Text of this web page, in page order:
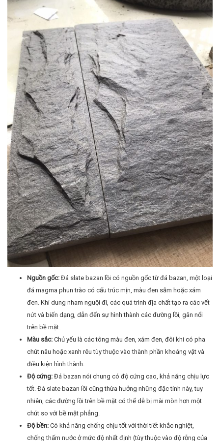
Nguồn gốc: Đá slate bazan lồi có nguồn gốc từ đá bazan, một loại
đá magma phun trào có cấu trúc mịn, màu đen sẫm hoặc xám
đen. Khi dung nham nguội đi, các quá trình địa chất tạo ra các vết
nứt và biến dạng, dẫn đến sự hình thành các đường lồi, gân nổi
trên bề mặt.
Màu sắc: Chủ yếu là các tông màu đen, xám đen, đôi khi có pha
chút nâu hoặc xanh rêu tùy thuộc vào thành phần khoáng vật và
điều kiện hình thành.
Độ cứng: Đá bazan nói chung có độ cứng cao, khả năng chịu lực
tốt. Đá slate bazan lồi cũng thừa hưởng những đặc tính này, tuy
nhiên, các đường lồi trên bề mặt có thể dễ bị mài mòn hơn một
chút so với bề mặt phẳng.
Độ bền: Có khả năng chống chịu tốt với thời tiết khắc nghiệt,
chống thấm nước ở mức độ nhất định (tùy thuộc vào độ rỗng của